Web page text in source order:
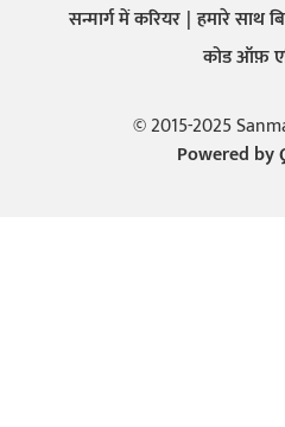
सन्मार्ग में करियर हमारे साथ
कोड ऑफ़
© 2015-2025
Powered by